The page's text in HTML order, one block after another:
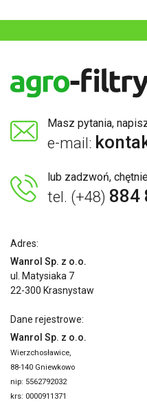
Masz pytania,
e-mail:
lub zadzwoń,
tel. (+48) 884
Adres:
Wanrol Sp. z o.o.
ul. Matysiaka 7
22-300 Krasnystaw
Dane rejestrowe:
Wanrol Sp. z o.o.
Wierzchosławice,
88-140 Gniewkowo
nip: 5562792032
krs: 0000911371